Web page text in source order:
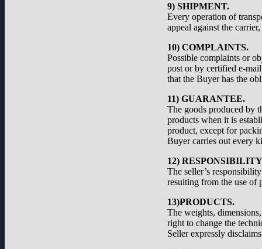
9) SHIPMENT.
Every operation of
appeal against the
10) COMPLAINTS.
Possible complaints or
post or by certified e-
that the Buyer has the
11) GUARANTEE.
The goods produced by
products when it is
product, except for
Buyer carries out every
12)
The seller’s
resulting from the use of
13)PRODUCTS.
The weights,
right to change the
Seller expressly